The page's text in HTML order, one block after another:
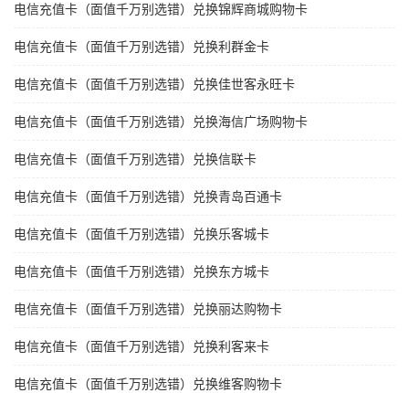
电信充值卡（面值千万别选错）兑换锦辉商城购物卡
电信充值卡（面值千万别选错）兑换利群金卡
电信充值卡（面值千万别选错）兑换佳世客永旺卡
电信充值卡（面值千万别选错）兑换海信广场购物卡
电信充值卡（面值千万别选错）兑换信联卡
电信充值卡（面值千万别选错）兑换青岛百通卡
电信充值卡（面值千万别选错）兑换乐客城卡
电信充值卡（面值千万别选错）兑换东方城卡
电信充值卡（面值千万别选错）兑换丽达购物卡
电信充值卡（面值千万别选错）兑换利客来卡
电信充值卡（面值千万别选错）兑换维客购物卡